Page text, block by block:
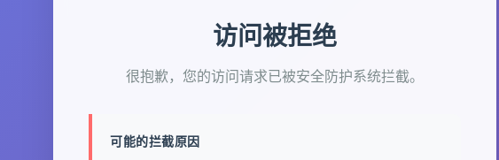
访问被拒绝
很抱歉，您的访问请求已被安全防护系统拦截。
可能的拦截原因